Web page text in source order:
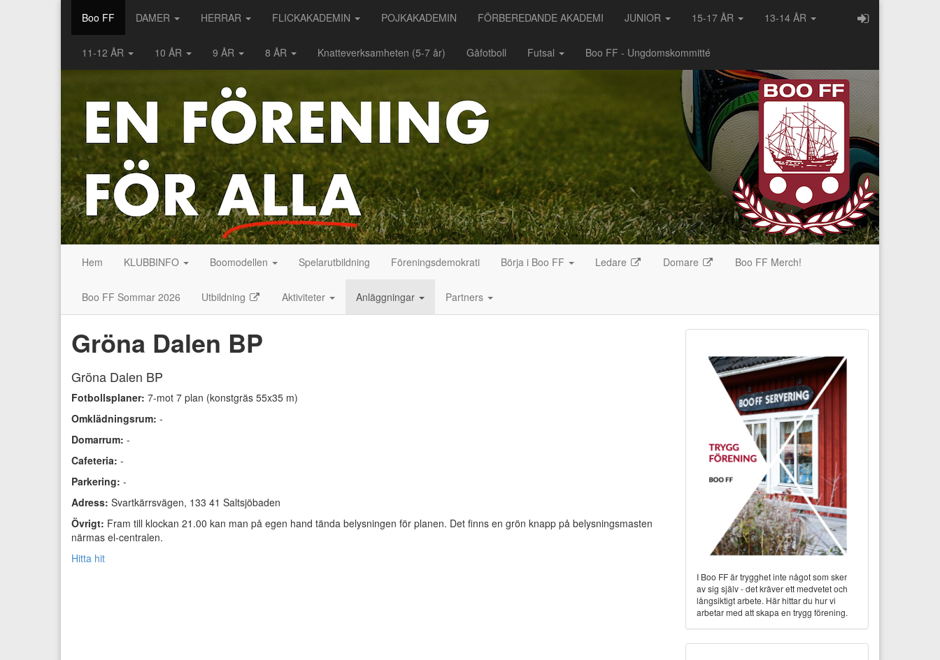
Boo FF DAMER HERRAR FLICKAKADEMIN POJKAKADEMIN FÖRBEREDANDE AKADEMI JUNIOR 15-17 ÅR 13-14 ÅR
11-12 ÅR 10 ÅR 9 ÅR 8 ÅR Knatteverksamheten (5-7 år) Gåfotboll Futsal Boo FF - Ungdomskommitté
Hem KLUBBINFO Boomodellen Spelarutbildning Föreningsdemokrati Börja i Boo FF Ledare Domare Boo FF Merch!
Boo FF Sommar 2026 Utbildning Aktiviteter Anläggningar Partners
Gröna Dalen BP
Gröna Dalen BP
Fotbollsplaner: 7-mot 7 plan (konstgräs 55x35 m)
Omklädningsrum: -
Domarrum: -
Cafeteria: -
Parkering: -
Adress: Svartkärrsvägen, 133 41 Saltsjöbaden
Övrigt: Fram till klockan 21.00 kan man på egen hand tända belysningen för planen. Det finns en grön knapp på belysningsmasten
närmas el-centralen.
Hitta hit
I Boo FF är trygghet inte något som sker
av sig själv - det kräver ett medvetet och
långsiktigt arbete. Här hittar du hur vi
arbetar med att skapa en trygg förening.